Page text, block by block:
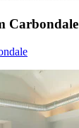
Carbondale